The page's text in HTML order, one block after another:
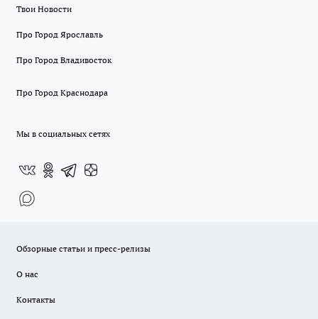
Твои Новости
Про Город Ярославль
Про Город Владивосток
Про Город Краснодара
Мы в социальных сетях
Обзорные статьи и пресс-релизы
О нас
Контакты